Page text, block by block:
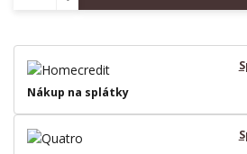
Nákup na splátky